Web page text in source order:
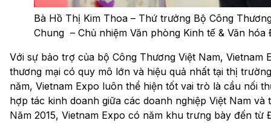
Bà Hồ Thị Kim Thoa – Thứ trưởng Bộ Công
Chung – Chủ nhiệm Văn phòng Kinh tế & Văn hóa
Với sự bảo trợ của bộ Công Thương Việt Nam, Vietnam
thương mại có quy mô lớn và hiệu quả nhất tại thị
năm, Vietnam Expo luôn thể hiện tốt vai trò là cầu nối
hợp tác kinh doanh giữa các doanh nghiệp Việt Nam
Năm 2015, Vietnam Expo có năm khu trưng bày đến từ